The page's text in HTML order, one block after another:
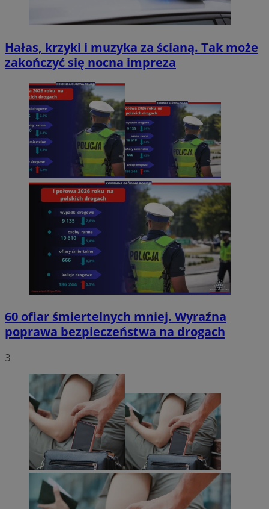
Hałas, krzyki i muzyka za ścianą. Tak może
zakończyć się nocna impreza
60 ofiar śmiertelnych mniej. Wyraźna
poprawa bezpieczeństwa na drogach
3